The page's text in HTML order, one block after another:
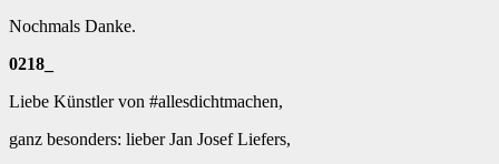
Nochmals Danke.
0218_
Liebe Künstler von #allesdichtmachen,
ganz besonders: lieber Jan Josef Liefers,